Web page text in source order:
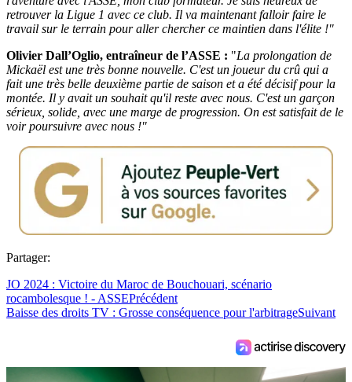
retrouver la Ligue 1 avec ce club. Il va maintenant falloir faire le
travail sur le terrain pour aller chercher ce maintien dans l'élite !"
Olivier Dall’Oglio, entraîneur de l’ASSE : "La prolongation de
Mickaël est une très bonne nouvelle. C'est un joueur du crû qui a
fait une très belle deuxième partie de saison et a été décisif pour la
montée. Il y avait un souhait qu'il reste avec nous. C'est un garçon
sérieux, solide, avec une marge de progression. On est satisfait de le
voir poursuivre avec nous !"
Partager:
JO 2024 : Victoire du Maroc de Bouchouari, scénario
rocambolesque ! - ASSEPrécédent
Baisse des droits TV : Grosse conséquence pour l'arbitrageSuivant